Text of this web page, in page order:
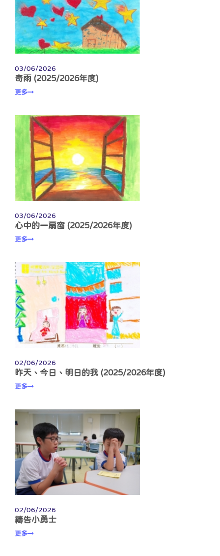
03/06/2026
奇雨 (2025/2026年度)
更多
03/06/2026
心中的一扇窗 (2025/2026年度)
更多
02/06/2026
昨天、今日、明日的我 (2025/2026年度)
更多
02/06/2026
禱告小勇士
更多